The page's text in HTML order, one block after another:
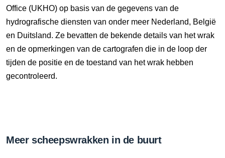
Office (UKHO) op basis van de gegevens van de
hydrografische diensten van onder meer Nederland, België
en Duitsland. Ze bevatten de bekende details van het wrak
en de opmerkingen van de cartografen die in de loop der
tijden de positie en de toestand van het wrak hebben
gecontroleerd.
Meer scheepswrakken in de buurt